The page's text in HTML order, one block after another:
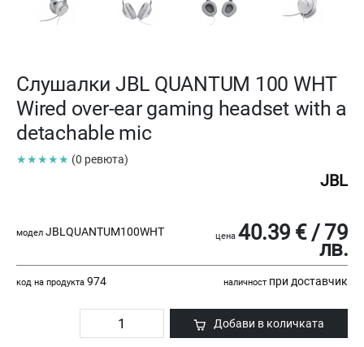
Слушалки JBL QUANTUM 100 WHT
Wired over-ear gaming headset with a
detachable mic
★★★★★ (0 ревюта)
JBL
модел JBLQUANTUM100WHT цена 40.39 € / 79
лв.
код на продукта 974 наличност при доставчик
Добави в количката